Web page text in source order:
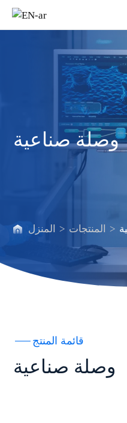
وصلة
صناعية
وصلة صناعية
المنزل > المنتجات >
قائمة المنتج
وصلة صناعية